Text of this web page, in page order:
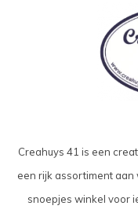
Creahuys 41 is een
een rijk assortiment aan
snoepjes winkel voor